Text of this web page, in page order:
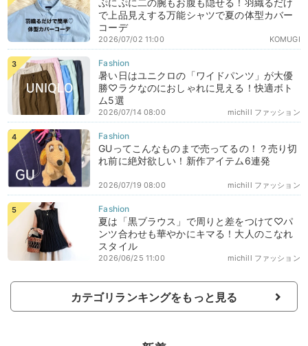
ぷにぷに二の腕もお腹も隠せる！羽織るだけ
で上品見えする万能シャツで夏の体型カバー
コーデ
KOMUGI
2026/07/02 11:00
暑い日はユニクロの「ワイドパンツ」が大優
勝♡ラクなのにおしゃれに見える！快適ボト
ム5選
michill ファッション
2026/07/14 08:00
GUってこんなものまで売ってるの！？売り切
れ前に絶対欲しい！新作アイテム6連発
michill ファッション
2026/07/19 08:00
夏は「黒ブラウス」で周りと差をつけて♡パ
ンツ合わせも華やかにキマる！大人のこなれ
スタイル
michill ファッション
2026/06/25 11:00
カテゴリランキングをもっと見る